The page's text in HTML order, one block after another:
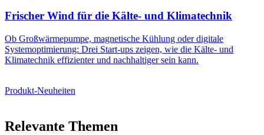
Frischer Wind für die Kälte- und Klimatechnik
Ob Großwärmepumpe, magnetische Kühlung oder digitale
Systemoptimierung: Drei Start-ups zeigen, wie die Kälte- und
Klimatechnik effizienter und nachhaltiger sein kann.
Produkt-Neuheiten
Relevante Themen